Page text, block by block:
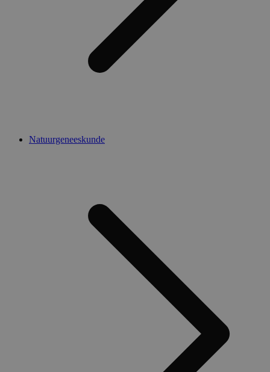
Natuurgeneeskunde